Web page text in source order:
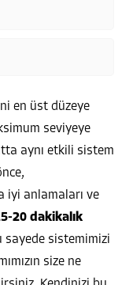
en üst düzeye
seviyeye
aynı etkili sistem
iyi anlamaları ve
20 dakikalık
sayede sistemimizi
size ne